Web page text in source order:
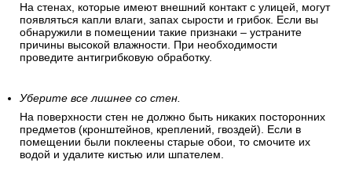
На стенах, которые имеют внешний контакт с улицей, могут
появляться капли влаги, запах сырости и грибок. Если вы
обнаружили в помещении такие признаки – устраните
причины высокой влажности. При необходимости
проведите антигрибковую обработку.
Уберите все лишнее со стен.
На поверхности стен не должно быть никаких посторонних
предметов (кронштейнов, креплений, гвоздей). Если в
помещении были поклеены старые обои, то смочите их
водой и удалите кистью или шпателем.